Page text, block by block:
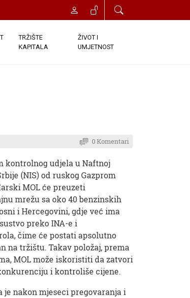
TRŽIŠTE
KAPITALA
ŽIVOT I
UMJETNOST
0 Komentari
kontrolnog udjela u Naftnoj
(NIS) od ruskog Gazprom
MOL će preuzeti
mrežu sa oko 40 benzinskih
i Hercegovini, gdje već ima
preko INA-e i
čime će postati apsolutno
na tržištu. Takav položaj, prema
MOL može iskoristiti da zatvori
i kontroliše cijene.
je nakon mjeseci pregovaranja i